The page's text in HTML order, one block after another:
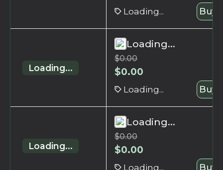
Loading... Buy
Loading...
Loading...
$0.00
$0.00
Loading... Buy
Loading...
Loading...
$0.00
$0.00
Loading... Buy